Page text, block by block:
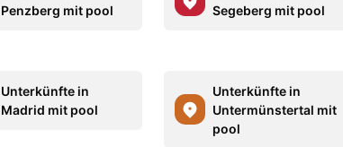
Penzberg mit pool
Segeberg mit pool
Unterkünfte in
Madrid mit pool
Unterkünfte in
Untermünstertal mit
pool